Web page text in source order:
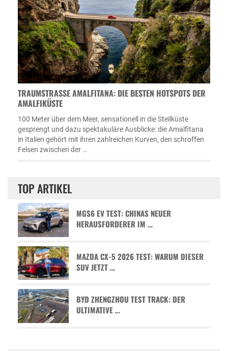
TRAUMSTRASSE AMALFITANA: DIE BESTEN HOTSPOTS DER A
MALFIKÜSTE
100 Meter über dem Meer, sensationell in die Steilküste
gesprengt und dazu spektakuläre Ausblicke: die Amalfitana
in Italien gehört mit ihren zahlreichen Kurven, den schroffen
Felsen zwischen der …
TOP ARTIKEL
MGS6 EV TEST: CHINAS NEUER
HERAUSFORDERER IM …
MAZDA CX-5 2026 TEST: WARUM DIESER
SUV JETZT …
BYD ZHENGZHOU TEST TRACK: DER
ULTIMATIVE …